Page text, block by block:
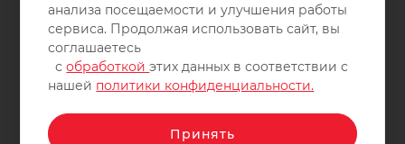
2011-2026 © интернет-магазин спортивных товаров
ВелоСаратов. Не является публичной офертой. Все права
защищены. Заимствование материалов и фотографий
запрещено.
анализа посещаемости и улучшения работы
сервиса. Продолжая использовать сайт, вы
соглашаетесь
собработкойэтих данных в соответствии с
нашей политики конфиденциальности.
Принять